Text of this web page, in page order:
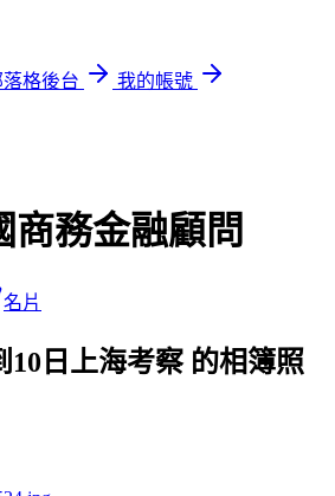
格後台
我的帳號
商務金融顧問
名片
10日上海考察 的相簿照